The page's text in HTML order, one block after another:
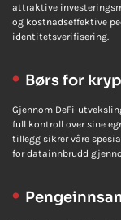
attraktive
og kostnadseffektive
identitetsverifisering.
Børs for
Gjennom DeFi-
full kontroll over sine
tillegg sikrer våre
for datainnbrudd